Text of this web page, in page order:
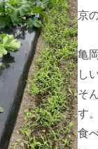
京
亀
し
そ
す。
食